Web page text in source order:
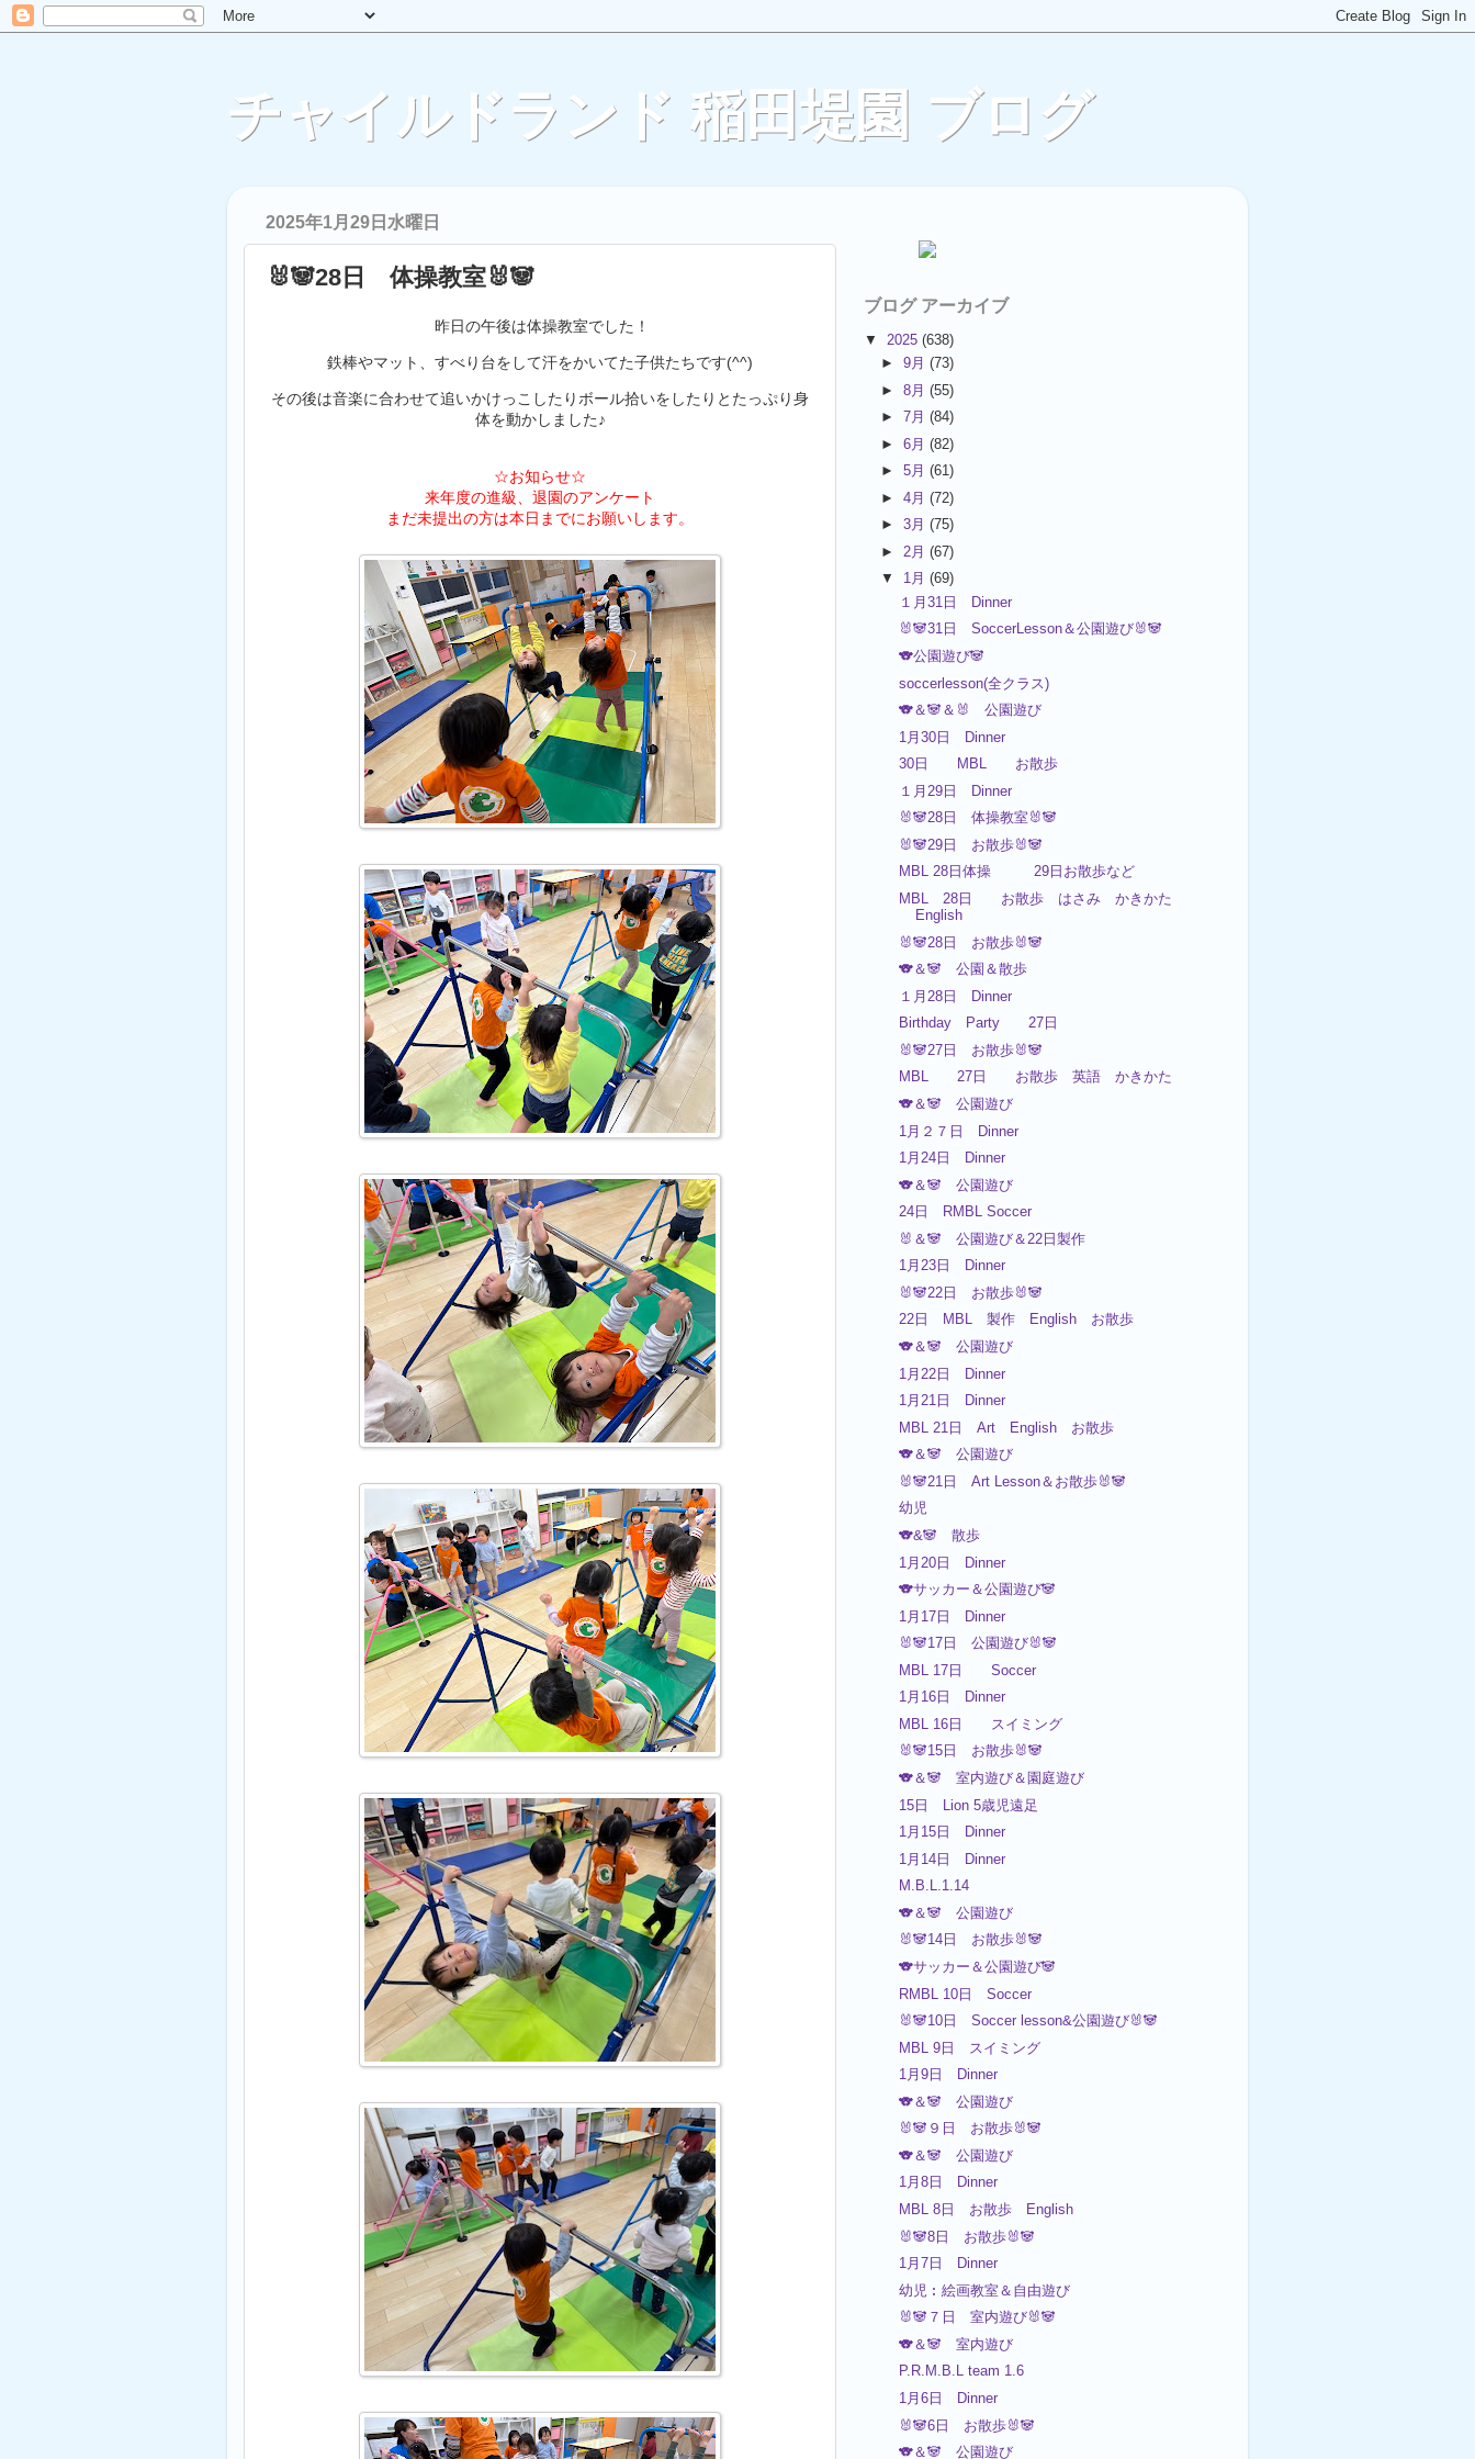
チャイルドランド 稲田堤園 ブログ
2025年1月29日水曜日
🐰🐼28日 体操教室🐰🐼
昨日の午後は体操教室でした！
鉄棒やマット、すべり台をして汗をかいてた子供たちです(^^)
その後は音楽に合わせて追いかけっこしたりボール拾いをしたりとたっぷり身
体を動かしました♪
☆お知らせ☆
来年度の進級、退園のアンケート
まだ未提出の方は本日までにお願いします。
ブログ アーカイブ
▼ 2025 (638)
►9月(73)
►8月(55)
►7月(84)
►6月(82)
►5月(61)
►4月(72)
►3月(75)
► 2月(67)
▼ 1月(69)
１月31日 Dinner
🐰🐼31日 SoccerLesson＆公園遊び🐰🐼
🐨公園遊び🐼
soccerlesson(全クラス)
🐨＆🐼＆🐰 公園遊び
1月30日 Dinner
30日 MBL お散歩
１月29日 Dinner
🐰🐼28日 体操教室🐰🐼
🐰🐼29日 お散歩🐰🐼
MBL 28日体操 29日お散歩など
MBL 28日 お散歩 はさみ かきかた
English
🐰🐼28日 お散歩🐰🐼
🐨＆🐼 公園＆散歩
１月28日 Dinner
Birthday Party 27日
🐰🐼27日 お散歩🐰🐼
MBL 27日 お散歩 英語 かきかた
🐨＆🐼 公園遊び
1月２７日 Dinner
1月24日 Dinner
🐨＆🐼 公園遊び
24日 RMBL Soccer
🐰＆🐼 公園遊び＆22日製作
1月23日 Dinner
🐰🐼22日 お散歩🐰🐼
22日 MBL 製作 English お散歩
🐨＆🐼 公園遊び
1月22日 Dinner
1月21日 Dinner
MBL 21日 Art English お散歩
🐨＆🐼 公園遊び
🐰🐼21日 Art Lesson＆お散歩🐰🐼
幼児
🐨&🐼 散歩
1月20日 Dinner
🐨サッカー＆公園遊び🐼
1月17日 Dinner
🐰🐼17日 公園遊び🐰🐼
MBL 17日 Soccer
1月16日 Dinner
MBL 16日 スイミング
🐰🐼15日 お散歩🐰🐼
🐨＆🐼 室内遊び＆園庭遊び
15日 Lion 5歳児遠足
1月15日 Dinner
1月14日 Dinner
M.B.L.1.14
🐨＆🐼 公園遊び
🐰🐼14日 お散歩🐰🐼
🐨サッカー＆公園遊び🐼
RMBL 10日 Soccer
🐰🐼10日 Soccer lesson&公園遊び🐰🐼
MBL 9日 スイミング
1月9日 Dinner
🐨＆🐼 公園遊び
🐰🐼９日 お散歩🐰🐼
🐨＆🐼 公園遊び
1月8日 Dinner
MBL 8日 お散歩 English
🐰🐼8日 お散歩🐰🐼
1月7日 Dinner
幼児︰絵画教室＆自由遊び
🐰🐼７日 室内遊び🐰🐼
🐨＆🐼 室内遊び
P.R.M.B.L team 1.6
1月6日 Dinner
🐰🐼6日 お散歩🐰🐼
🐨＆🐼 公園遊び